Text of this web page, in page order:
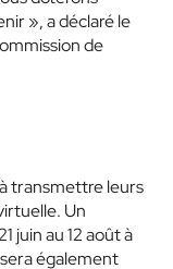
», a déclaré le
de
transmettre leurs
Un
juin au 12 août à
également